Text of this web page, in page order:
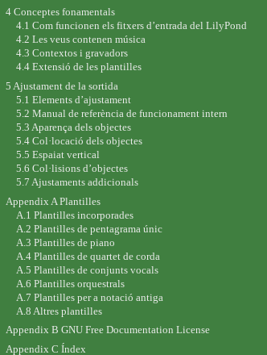
4 Conceptes fonamentals
4.1 Com funcionen els fitxers d’entrada del LilyPond
4.2 Les veus contenen música
4.3 Contextos i gravadors
4.4 Extensió de les plantilles
5 Ajustament de la sortida
5.1 Elements d’ajustament
5.2 Manual de referència de funcionament intern
5.3 Aparença dels objectes
5.4 Col·locació dels objectes
5.5 Espaiat vertical
5.6 Col·lisions d’objectes
5.7 Ajustaments addicionals
Appendix A Plantilles
A.1 Plantilles incorporades
A.2 Plantilles de pentagrama únic
A.3 Plantilles de piano
A.4 Plantilles de quartet de corda
A.5 Plantilles de conjunts vocals
A.6 Plantilles orquestrals
A.7 Plantilles per a notació antiga
A.8 Altres plantilles
Appendix B GNU Free Documentation License
Appendix C Índex